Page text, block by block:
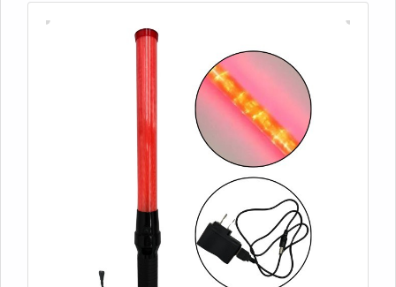
baixa visibilidade.